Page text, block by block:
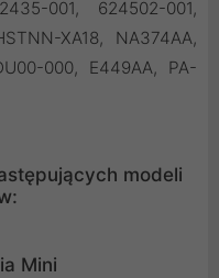
001, 624502-001,
XA18, NA374AA,
000, E449AA, PA-
modeli
Mini